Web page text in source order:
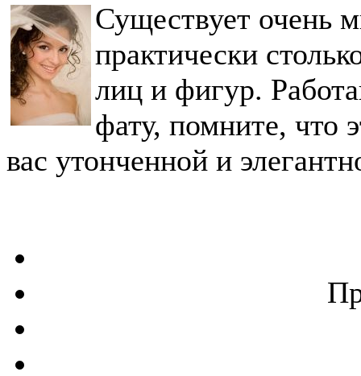
Существует очень
практически
лиц и фигур.
фату, помните, что
вас утонченной и